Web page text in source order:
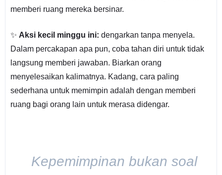
memberi ruang mereka bersinar.
✨ Aksi kecil minggu ini: dengarkan tanpa menyela.
Dalam percakapan apa pun, coba tahan diri untuk tidak
langsung memberi jawaban. Biarkan orang
menyelesaikan kalimatnya. Kadang, cara paling
sederhana untuk memimpin adalah dengan memberi
ruang bagi orang lain untuk merasa didengar.
Kepemimpinan bukan soal